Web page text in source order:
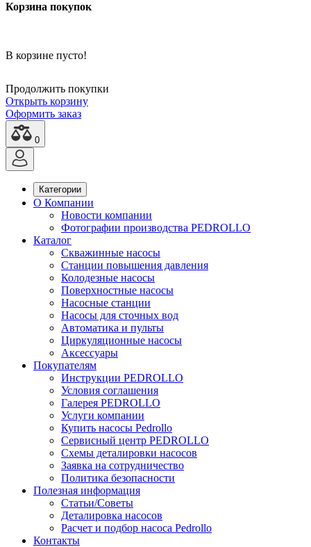
Корзина покупок
В корзине пусто!
Продолжить покупки
Открыть корзину
Оформить заказ
0
Категории
О Компании
Новости компании
Фотографии производства PEDROLLO
Каталог
Скважинные насосы
Станции повышения давления
Колодезные насосы
Поверхностные насосы
Насосные станции
Насосы для сточных вод
Автоматика и пульты
Циркуляционные насосы
Аксессуары
Покупателям
Инструкции PEDROLLO
Условия соглашения
Галерея PEDROLLO
Услуги компании
Купить насосы Pedrollo
Сервисный центр PEDROLLO
Схемы деталировки насосов
Заявка на сотрудничество
Политика безопасности
Полезная информация
Статьи/Советы
Деталировка насосов
Расчет и подбор насоса Pedrollo
Контакты